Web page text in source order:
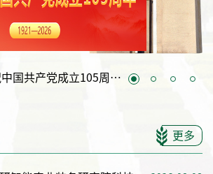
庆祝中国共产党成立105周年大会在京隆重举行 2026-07-10
更多